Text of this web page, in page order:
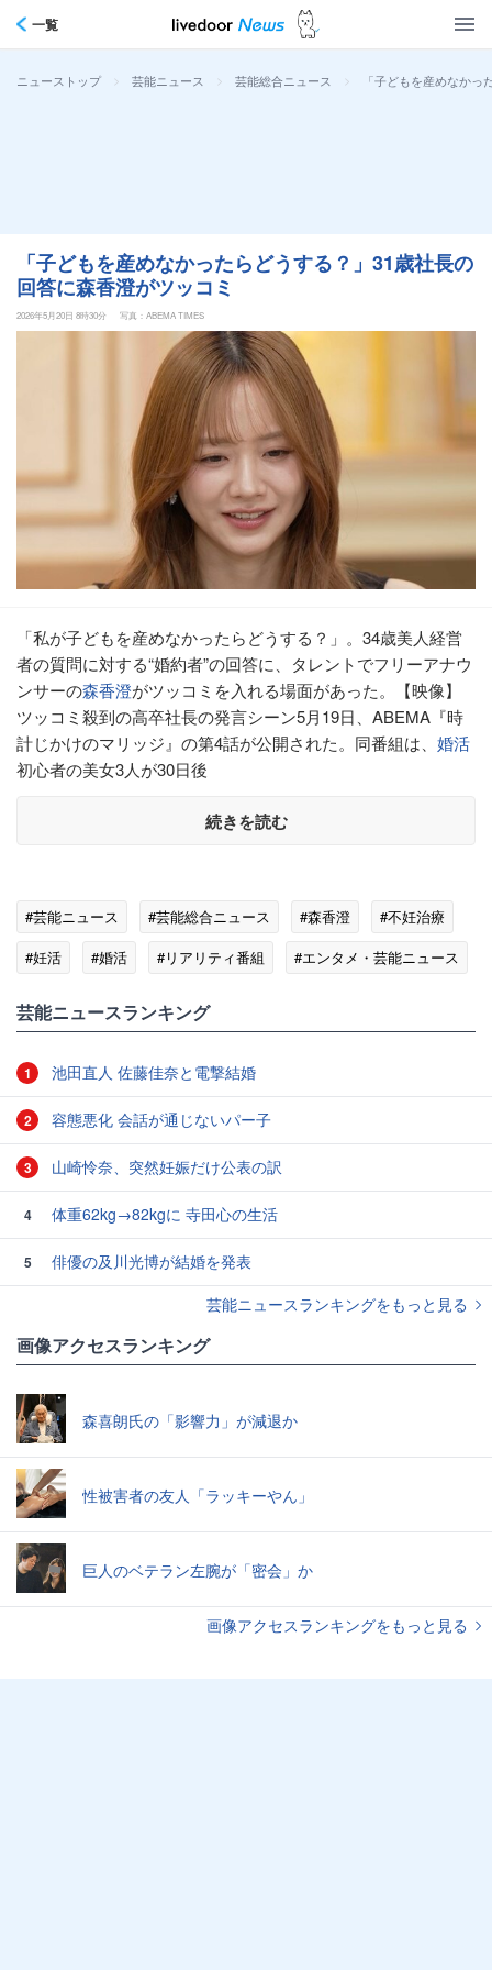
一覧
ニューストップ > 芸能ニュース > 芸能総合ニュース > 「子どもを産めなか
「子どもを産めなかったらどうする？」31歳社長の
回答に森香澄がツッコミ
2026年5月20日 8時30分 写真：ABEMA TIMES
「私が子どもを産めなかったらどうする？」。34歳美人経営
者の質問に対する“婚約者”の回答に、タレントでフリーアナウ
ンサーの森香澄がツッコミを入れる場面があった。【映像】
ツッコミ殺到の高卒社長の発言シーン5月19日、ABEMA『時
計じかけのマリッジ』の第4話が公開された。同番組は、 婚活
初心者の美女3人が30日後
続きを読む
#芸能ニュース #芸能総合ニュース #森香澄
#不妊治療
#妊活
#婚活 #リアリティ番組 #エンタメ・芸能ニュース
芸能ニュースランキング
1 池田直人 佐藤佳奈と電撃結婚
2 容態悪化 会話が通じないパー子
3 山崎怜奈、突然妊娠だけ公表の訳
4 体重62kg→82kgに 寺田心の生活
5
俳優の及川光博が結婚を発表
芸能ニュースランキングをもっと見る
画像アクセスランキング
森喜朗氏の「影響力」が減退か
性被害者の友人「ラッキーやん」
巨人のベテラン左腕が「密会」か
画像アクセスランキングをもっと見る